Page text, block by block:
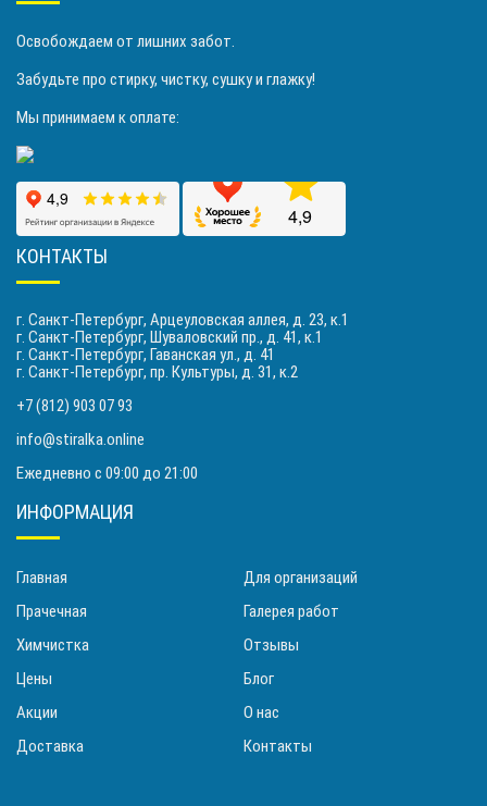
Освобождаем от лишних забот.
Забудьте про стирку, чистку, сушку и глажку!
Мы принимаем к оплате:
КОНТАКТЫ
г. Санкт-Петербург, Арцеуловская аллея, д. 23, к.1
г. Санкт-Петербург, Шуваловский пр., д. 41, к.1
г. Санкт-Петербург, Гаванская ул., д. 41
г. Санкт-Петербург, пр. Культуры, д. 31, к.2
+7 (812) 903 07 93
info@stiralka.online
Ежедневно с 09:00 до 21:00
ИНФОРМАЦИЯ
Главная
Прачечная
Химчистка
Цены
Акции
Доставка
Для организаций
Галерея работ
Отзывы
Блог
О нас
Контакты